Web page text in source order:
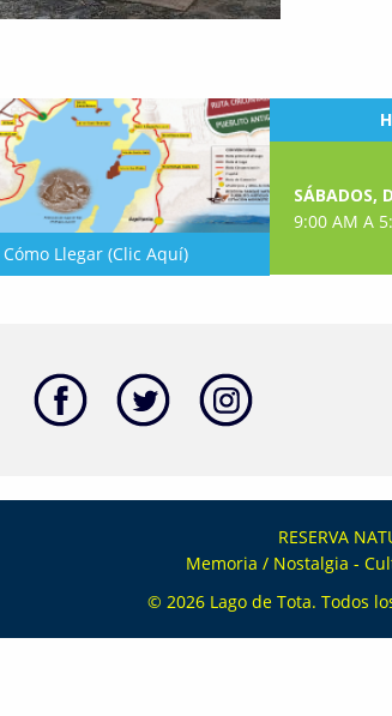
Cómo Llegar (Clic Aquí)
SÁBADOS,
9:00 AM A
RESERVA
Memoria / Nostalgia -
© 2026 Lago de Tota. Todos